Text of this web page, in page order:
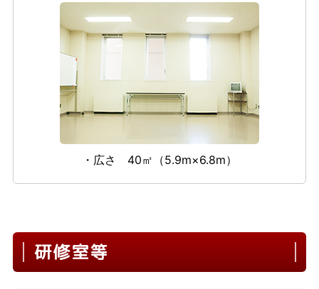
・広さ 40㎡（5.9m×6.8m）
研修室等